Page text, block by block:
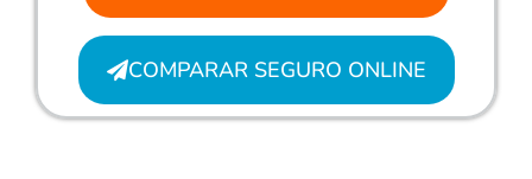
COMPARAR SEGURO ONLINE